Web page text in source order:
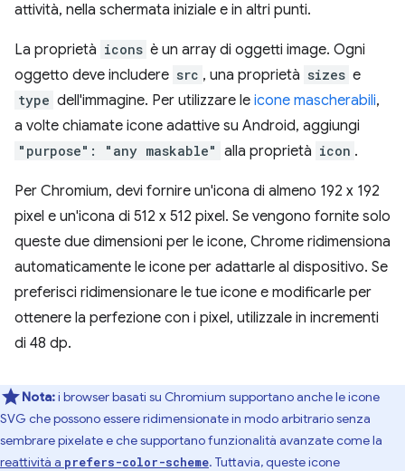
attività, nella schermata iniziale e in altri punti.
La proprietà icons è un array di oggetti image. Ogni
oggetto deve includere src , una proprietà sizes e
type dell'immagine. Per utilizzare le icone mascherabili,
a volte chiamate icone adattive su Android, aggiungi
"purpose": "any maskable" alla proprietà icon .
Per Chromium, devi fornire un'icona di almeno 192 x 192
pixel e un'icona di 512 x 512 pixel. Se vengono fornite solo
queste due dimensioni per le icone, Chrome ridimensiona
automaticamente le icone per adattarle al dispositivo. Se
preferisci ridimensionare le tue icone e modificarle per
ottenere la perfezione con i pixel, utilizzale in incrementi
di 48 dp.
Nota:i browser basati su Chromium supportano anche le icone
SVG che possono essere ridimensionate in modo arbitrario senza
sembrare pixelate e che supportano funzionalità avanzate come la
reattività a prefers-color-scheme. Tuttavia, queste icone